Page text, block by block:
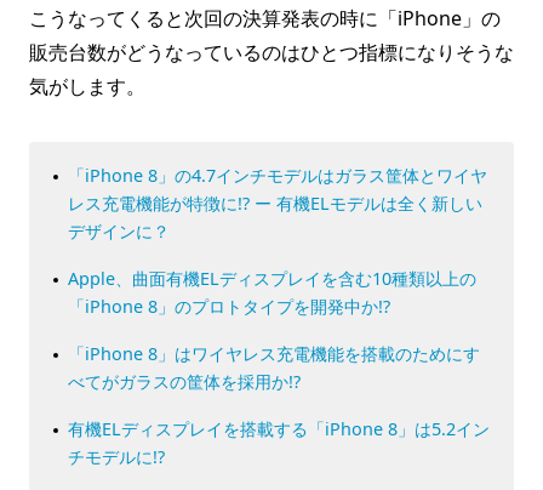
こうなってくると次回の決算発表の時に「iPhone」の
販売台数がどうなっているのはひとつ指標になりそうな
気がします。
「iPhone 8」の4.7インチモデルはガラス筐体とワイヤ
レス充電機能が特徴に!? ー 有機ELモデルは全く新しい
デザインに？
Apple、曲面有機ELディスプレイを含む10種類以上の
「iPhone 8」のプロトタイプを開発中か!?
「iPhone 8」はワイヤレス充電機能を搭載のためにす
べてがガラスの筐体を採用か!?
有機ELディスプレイを搭載する「iPhone 8」は5.2イン
チモデルに!?